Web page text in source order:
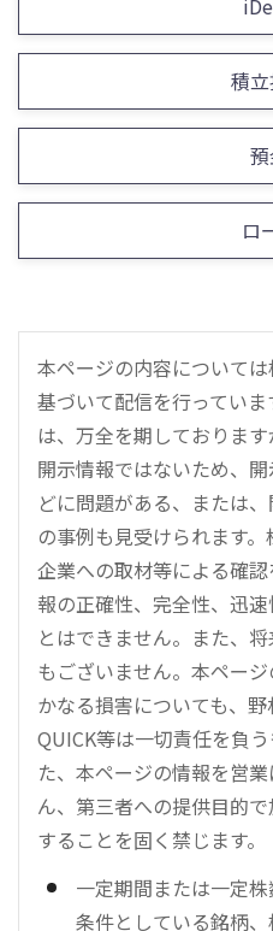
積
ロ
本ページの内容について
基づいて配信を行ってい
は、万全を期しておりま
開示情報ではないため、
どに問題がある、または
の事例も見受けられます
企業への取材等による確
報の正確性、完全性、迅
とはできません。また、
もございません。本ペー
かなる損害についても、
QUICK等は一切責任を負
た、本ページの情報を営
ん、第三者への提供目的
することを固く禁じます。
一定期間または一定
条件としている銘柄